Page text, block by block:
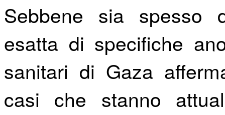
Sebbene sia spesso
esatta di specifiche
sanitari di Gaza
casi che stanno